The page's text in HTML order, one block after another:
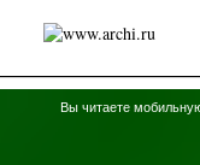
Россия Мир
Проекты
Конкурсы
Вы читаете